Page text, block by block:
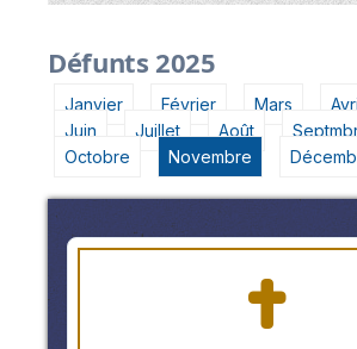
Défunts 2025
Janvier Février Mars
Juin
Juillet Août
Octobre
Novembre